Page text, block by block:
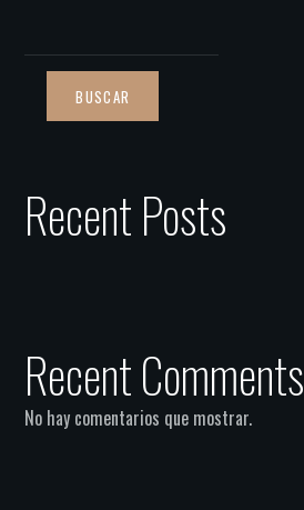
BUSCAR
Recent Posts
Recent Comments
No hay comentarios que mostrar.